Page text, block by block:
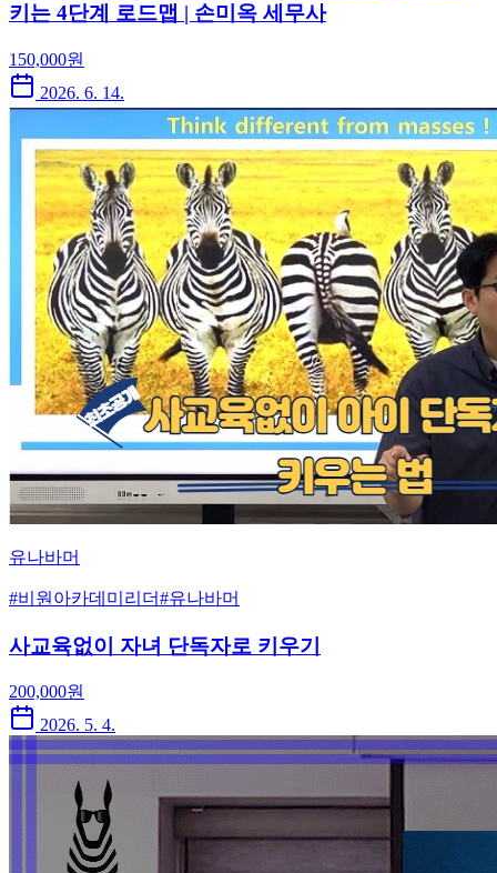
키는 4단계 로드맵 | 손미옥 세무사
150,000원
2026. 6. 14.
유나바머
#비원아카데미리더#유나바머
사교육없이 자녀 단독자로 키우기
200,000원
2026. 5. 4.